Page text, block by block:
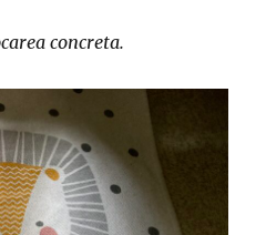
concreta.